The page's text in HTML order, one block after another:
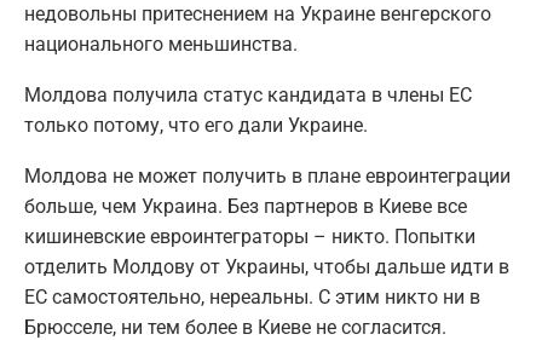
недовольны притеснением на Украине венгерского
национального меньшинства.
Молдова получила статус кандидата в члены ЕС
только потому, что его дали Украине.
Молдова не может получить в плане евроинтеграции
больше, чем Украина. Без партнеров в Киеве все
кишиневские евроинтеграторы – никто. Попытки
отделить Молдову от Украины, чтобы дальше идти в
ЕС самостоятельно, нереальны. С этим никто ни в
Брюсселе, ни тем более в Киеве не согласится.